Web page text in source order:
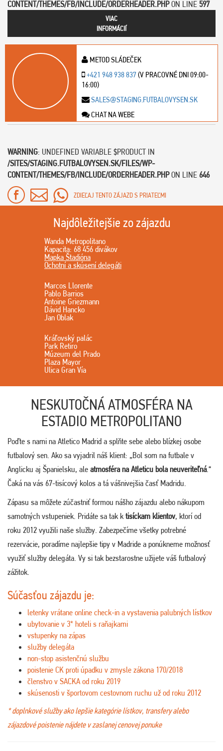
CONTENT/THEMES/FB/INCLUDE/ORDERHEADER.PHPON LINE 597
VIAC
INFORMÁCIÍ
METOD SLÁDEČEK
+421 948 938 837(V PRACOVNÉ DNI 09:00-
16:00)
SALES@STAGING.FUTBALOVYSEN.SK
CHAT NA WEBE
WARNING: UNDEFINED VARIABLE $PRODUCT IN
/SITES/STAGING.FUTBALOVYSEN.SK/FILES/WP-
CONTENT/THEMES/FB/INCLUDE/ORDERHEADER.PHPON LINE 646
ZDIEĽAJ TENTO ZÁJAZD S PRIATEĽMI
Najdôležitejšie zo zájazdu
Wanda Metropolitano
Kapacita: 68 456 divákov
Mapka Štadióna
Ochotní a skúsení delegáti
Marcos Llorente
Pablo Barrios
Antoine Griezmann
Dávid Hancko
Jan Oblak
Kráľovský palác
Park Retiro
Múzeum del Prado
Plaza Mayor
Ulica Gran Vía
NESKUTOČNÁ ATMOSFÉRA NA
ESTADIO METROPOLITANO
Poďte s nami na Atletico Madrid a splňte sebe alebo blízkej osobe
futbalový sen. Ako sa vyjadril náš klient: „Bol som na futbale v
Anglicku aj Španielsku, ale atmosféra na Atleticu bola neuveriteľná.“
Čaká na vás 67-tisícový kolos a tá vášnivejšia časť Madridu.
Zápasu sa môžete zúčastniť formou nášho zájazdu alebo nákupom
samotných vstupeniek. Pridáte sa tak ktisíckam klientov, ktorí od
roku 2012 využili naše služby. Zabezpečíme všetky potrebné
rezervácie, poradíme najlepšie tipy v Madride a ponúkneme možnosť
využiť služby delegáta. Vy si tak bezstarostne užijete váš futbalový
zážitok.
Súčasťou zájazdu je:
letenky vrátane online check-in a vystavenia palubných lístkov
ubytovanie v 3* hoteli s raňajkami
vstupenky na zápas
služby delegáta
non-stop asistenčnú službu
poistenie CK proti úpadku v zmysle zákona 170/2018
členstvo v SACKA od roku 2019
skúsenosti v športovom cestovnom ruchu už od roku 2012
* doplnkové služby ako lepšie kategórie lístkov, transfery alebo
zájazdové poistenie nájdete v zaslanej cenovej ponuke